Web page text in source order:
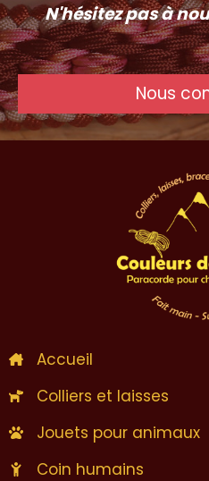
N'hésitez pas à
Nous
Accueil
Colliers et laisses
Jouets pour animaux
Coin humains